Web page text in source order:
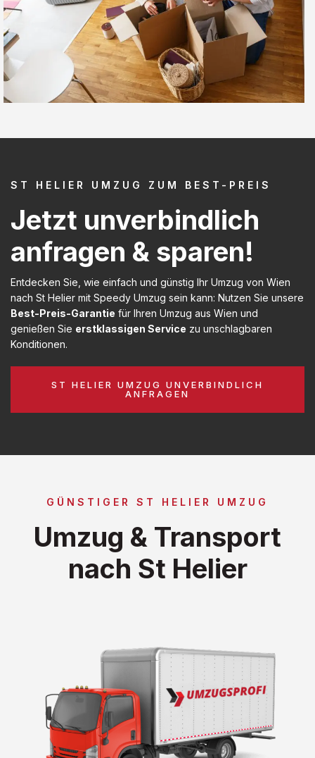
ST HELIER UMZUG ZUM BEST-PREIS
Jetzt unverbindlich
anfragen & sparen!
Entdecken Sie, wie einfach und günstig Ihr Umzug von Wien
nach St Helier mit Speedy Umzug sein kann: Nutzen Sie unsere
Best-Preis-Garantie für Ihren Umzug aus Wien und
genießen Sie erstklassigen Service zu unschlagbaren
Konditionen.
ST HELIER UMZUG UNVERBINDLICH
ANFRAGEN
GÜNSTIGER ST HELIER UMZUG
Umzug & Transport
nach St Helier